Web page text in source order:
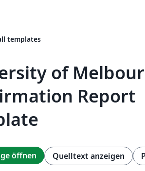
templates
of
Report
öffnen Quelltext anzeigen